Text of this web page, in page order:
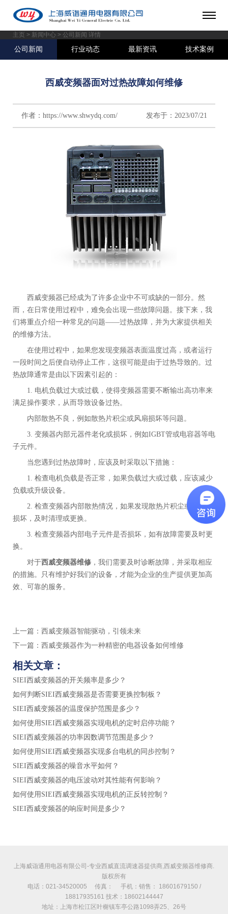
主页 > 新闻中心 > 公司新闻 详情
公司新闻 行业动态 最新资讯 技术案例
西威变频器面对过热故障如何维修
作者：https://www.shwydq.com/ 发布于：2023/07/21
西威变频器已经成为了许多企业中不可或缺的一部分。然
而，在日常使用过程中，难免会出现一些故障问题。接下来，我
们将重点介绍一种常见的问题——过热故障，并为大家提供相关
的维修方法。
在使用过程中，如果您发现变频器表面温度过高，或者运行
一段时间之后便自动停止工作，这很可能是由于过热导致的。过
热故障通常是由以下因素引起的：
1. 电机负载过大或过载，使得变频器需要不断输出高功率来
满足操作要求，从而导致设备过热。
内部散热不良，例如散热片积尘或风扇损坏等问题。
3. 变频器内部元器件老化或损坏，例如IGBT管或电容器等电
子元件。
当您遇到过热故障时，应该及时采取以下措施：
1. 检查电机负载是否正常，如果负载过大或过载，应该减少
负载或升级设备。
2. 检查变频器内部散热情况，如果发现散热片积尘或者风扇
损坏，及时清理或更换。
3. 检查变频器内部电子元件是否损坏，如有故障需要及时更
换。
对于西威变频器维修 ，我们需要及时诊断故障，并采取相应
的措施。只有维护好我们的设备，才能为企业的生产提供更加高
效、可靠的服务。
上一篇： 西威变频器智能驱动，引领未来
下一篇： 西威变频器作为一种精密的电器设备如何维修
相关文章：
SIEI西威变频器的开关频率是多少？
如何判断SIEI西威变频器是否需要更换控制板？
SIEI西威变频器的温度保护范围是多少？
如何使用SIEI西威变频器实现电机的定时启停功能？
SIEI西威变频器的功率因数调节范围是多少？
如何使用SIEI西威变频器实现多台电机的同步控制？
SIEI西威变频器的噪音水平如何？
SIEI西威变频器的电压波动对其性能有何影响？
如何使用SIEI西威变频器实现电机的正反转控制？
SIEI西威变频器的响应时间是多少？
上海威诣通用电器有限公司-专业西威直流调速器提供商,西威变频器维修商.
版权所有
电话：021-34520005 传真： 手机：销售： 18601679150 /
18817935161 技术：18602144447
地址：上海市松江区叶榭镇车亭公路1098弄25、26号